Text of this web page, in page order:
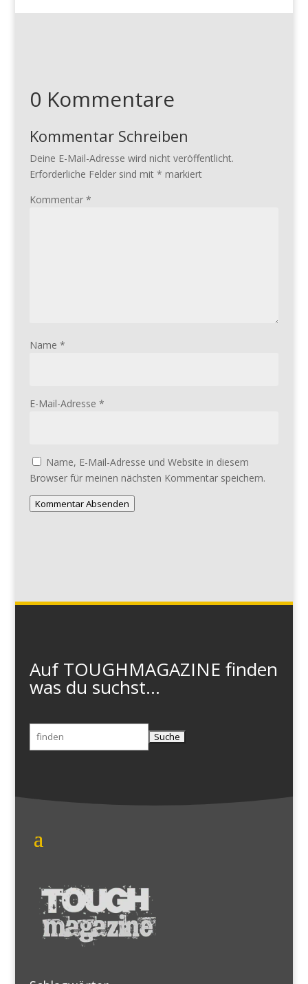
0 Kommentare
Kommentar Schreiben
Deine E-Mail-Adresse wird nicht veröffentlicht.
Erforderliche Felder sind mit * markiert
Kommentar *
Name *
E-Mail-Adresse *
Name, E-Mail-Adresse und Website in diesem
Browser für meinen nächsten Kommentar speichern.
Kommentar Absenden
Auf TOUGHMAGAZINE finden
was du suchst...
Suchen
nach: